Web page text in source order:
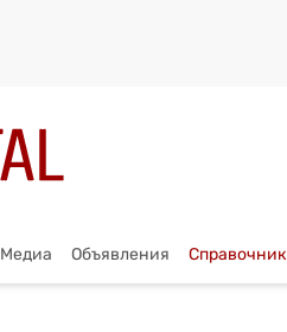
Медиа Объявления Справочник